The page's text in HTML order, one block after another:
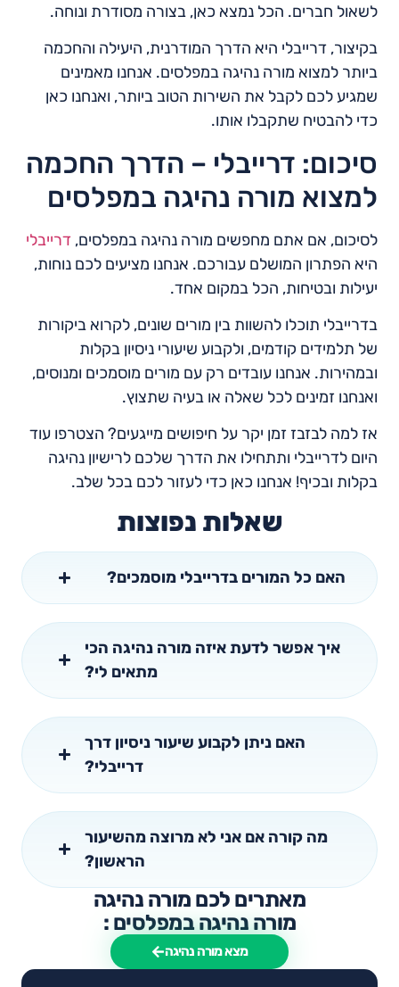
לשאול חברים. הכל נמצא כאן, בצורה מסודרת ונוחה.
בקיצור, דרייבלי היא הדרך המודרנית, היעילה והחכמה
ביותר למצוא מורה נהיגה במפלסים. אנחנו מאמינים
שמגיע לכם לקבל את השירות הטוב ביותר, ואנחנו כאן
כדי להבטיח שתקבלו אותו.
סיכום: דרייבלי – הדרך החכמה
למצוא מורה נהיגה במפלסים
לסיכום, אם אתם מחפשים מורה נהיגה במפלסים, דרייבלי
היא הפתרון המושלם עבורכם. אנחנו מציעים לכם נוחות,
יעילות ובטיחות, הכל במקום אחד.
בדרייבלי תוכלו להשוות בין מורים שונים, לקרוא ביקורות
של תלמידים קודמים, ולקבוע שיעורי ניסיון בקלות
ובמהירות. אנחנו עובדים רק עם מורים מוסמכים ומנוסים,
ואנחנו זמינים לכל שאלה או בעיה שתצוץ.
אז למה לבזבז זמן יקר על חיפושים מייגעים? הצטרפו עוד
היום לדרייבלי ותתחילו את הדרך שלכם לרישיון נהיגה
בקלות ובכיף! אנחנו כאן כדי לעזור לכם בכל שלב.
שאלות נפוצות
האם כל המורים בדרייבלי מוסמכים?
איך אפשר לדעת איזה מורה נהיגה הכי
מתאים לי?
האם ניתן לקבוע שיעור ניסיון דרך
דרייבלי?
מה קורה אם אני לא מרוצה מהשיעור
הראשון?
מאתרים לכם מורה נהיגה
מורה נהיגה במפלסים :
מצא מורה נהיגה